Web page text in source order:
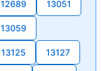
12689 13051
13059
13125 13127